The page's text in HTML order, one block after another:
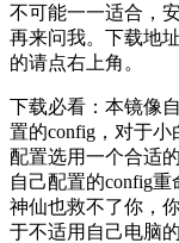
不可能一一适合，
再来问我。下载地
的请点右上角。
下载必看：本镜像
置的config，对于
配置选用一个合适
自己配置的config
神仙也救不了你，
于不适用自己电脑